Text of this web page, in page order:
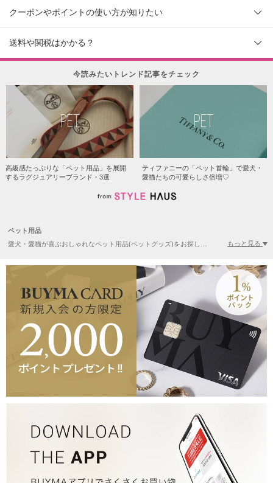
クーポンやポイントの使い方が知りたい
送料や関税はかかる？
今読みたいトレンド記事をチェック
PET
高級感たっぷりな「ペット用品」を展開
するラグジュアリーブランド・3選
PET
ティファニーの「ペット首輪」で愛犬・
愛猫たちの可愛らしさ倍増♡
ペット用品
もっと見る